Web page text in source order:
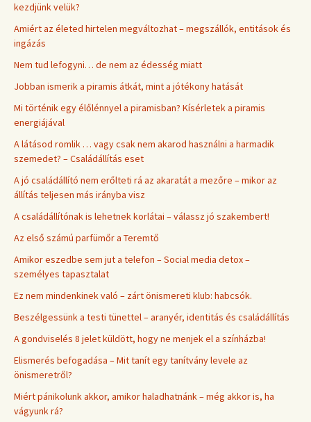
kezdjünk velük?
Amiért az életed hirtelen megváltozhat – megszállók, entitások és
ingázás
Nem tud lefogyni… de nem az édesség miatt
Jobban ismerik a piramis átkát, mint a jótékony hatását
Mi történik egy élőlénnyel a piramisban? Kísérletek a piramis
energiájával
A látásod romlik … vagy csak nem akarod használni a harmadik
szemedet? – Családállítás eset
A jó családállító nem erőlteti rá az akaratát a mezőre – mikor az
állítás teljesen más irányba visz
A családállítónak is lehetnek korlátai – válassz jó szakembert!
Az első számú parfümőr a Teremtő
Amikor eszedbe sem jut a telefon – Social media detox –
személyes tapasztalat
Ez nem mindenkinek való – zárt önismereti klub: habcsók.
Beszélgessünk a testi tünettel – aranyér, identitás és családállítás
A gondviselés 8 jelet küldött, hogy ne menjek el a színházba!
Elismerés befogadása – Mit tanít egy tanítvány levele az
önismeretről?
Miért pánikolunk akkor, amikor haladhatnánk – még akkor is, ha
vágyunk rá?